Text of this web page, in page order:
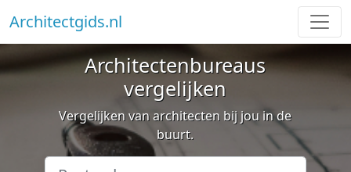
Architectgids.nl
Architectenbureaus
vergelijken
Vergelijken van architecten bij jou in de
buurt.